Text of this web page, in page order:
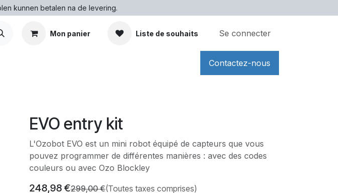
kunnen betalen na de levering.
Mon panier Liste de souhaits Se connecter
Contactez-nous
EVO entry kit
L'Ozobot EVO est un mini robot équipé de capteurs que vous
pouvez programmer de différentes manières : avec des codes
couleurs ou avec Ozo Blockley
248,98€299,00€(Toutes taxes comprises)